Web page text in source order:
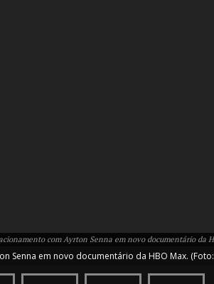
Sobre Nós
Anuncie
Contato
com Ayrton Senna em novo documentário da
Senna em novo documentário da HBO Max.